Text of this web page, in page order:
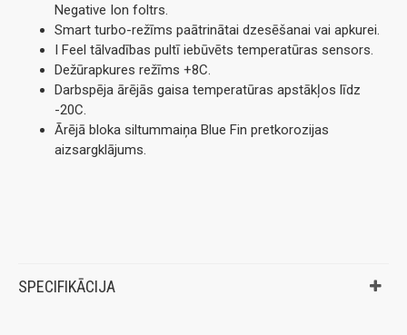
Negative Ion foltrs.
Smart turbo-režīms paātrinātai dzesēšanai vai apkurei.
I Feel tālvadības pultī iebūvēts temperatūras sensors.
Dežūrapkures režīms +8C.
Darbspēja ārējās gaisa temperatūras apstākļos līdz
-20C.
Ārējā bloka siltummaiņa Blue Fin pretkorozijas
aizsargklājums.
SPECIFIKĀCIJA